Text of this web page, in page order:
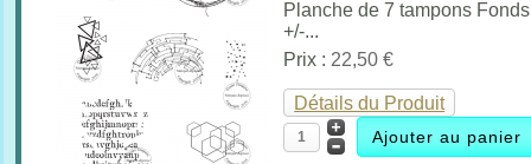
Planche de 7 tampons Fonds
+/-...
Prix : 22,50 €
Détails du Produit